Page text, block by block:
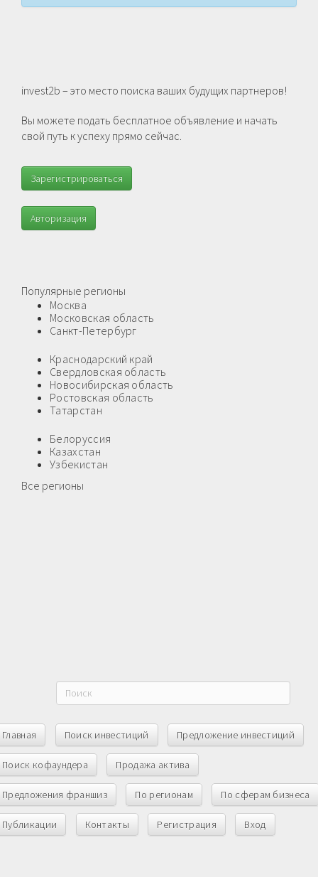
invest2b – это место поиска ваших будущих партнеров!
Вы можете подать бесплатное объявление и начать
свой путь к успеху прямо сейчас.
Зарегистрироваться
Авторизация
Популярные регионы
Москва
Московская область
Санкт-Петербург
Краснодарский край
Свердловская область
Новосибирская область
Ростовская область
Татарстан
Белоруссия
Казахстан
Узбекистан
Все регионы
Главная Поиск инвестиций Предложение инвестиций
Поиск кофаундера Продажа актива
Предложения франшиз По регионам По сферам бизнеса
Публикации Контакты Регистрация Вход